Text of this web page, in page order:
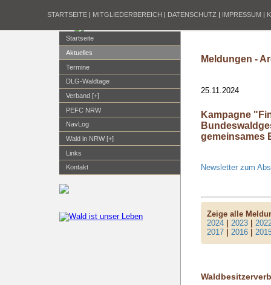
STARTSEITE | MITGLIEDERBEREICH | DATENSCHUTZ | IMPRESSUM |
Startseite
Aktuelles
Termine
DLG-Waldtage
Verband [+]
PEFC NRW
NavLog
Wald in NRW [+]
Links
Kontakt
Meldungen -
25.11.2024
Kampagne
gemeinsames
Newsletter zum
Zeige alle
2024 |2023 |
2017 |2016 |